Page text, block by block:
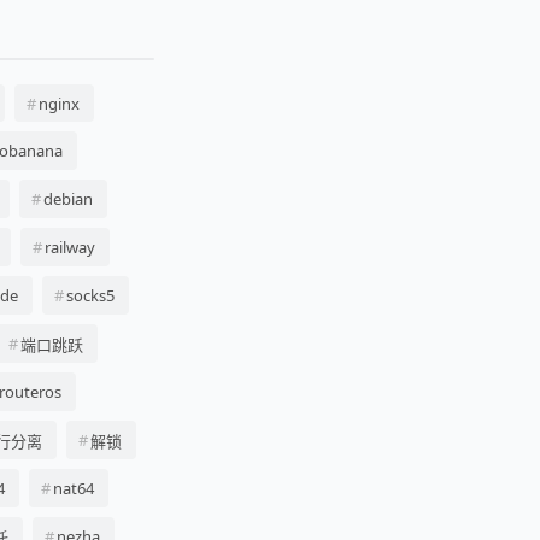
nginx
debian
railway
socks5
端口跳跃
routeros
分离 解锁
nat64